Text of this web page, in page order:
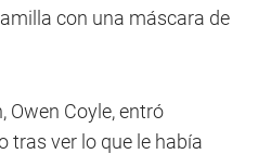
con una máscara de
Owen Coyle, entró
tras ver lo que le había